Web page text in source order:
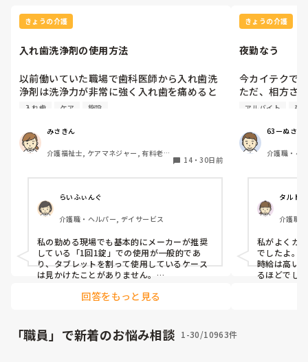
きょうの介護
入れ歯洗浄剤の使用方法
以前働いていた職場で歯科医師から入れ歯洗
浄剤は洗浄力が非常に強く入れ歯を痛めると
のことで、タブレットを半分にし使用するよ
は1錠使いが普通でどのスタッフも上記のよ
うに使用したことが今までないというのが返
答でした。皆さんの施設ではどうしています
入れ歯 ケア 施設
みさきん
介護福祉士, ケアマネジャー, 有料老人
14・30日前
らいふぃんぐ
介護職・ヘルパー, デイサービス
私の勤める現場でも基本的にメーカーが推奨
している「1回1錠」での使用が一般的であ
り、タブレットを割って使用しているケース
は見かけたことがありません。
水分量に対して1錠分の成分が溶け出すこと
しまうと本来の洗浄力が得られず、かえって
義歯に細菌や汚れが残ってしまうリスクがあ
回答をもっと見る
きょうの介護
夜勤なう
今カイテクで
ただ、相方さ
職場での仕
ほとんどの方
らと言ってス
やろw
思う
何かあった時
われてもねぇ…
普通は片方だ
去一ヤバい施
これ役所に通
な？
アルバイト 夜勤
63ーぬさん
介護職・ヘ
タルト
介護職
私がよくカ
でしたよ。
時給は高い
るほどでし
「職員」で新着のお悩み相談 1-30/10963件